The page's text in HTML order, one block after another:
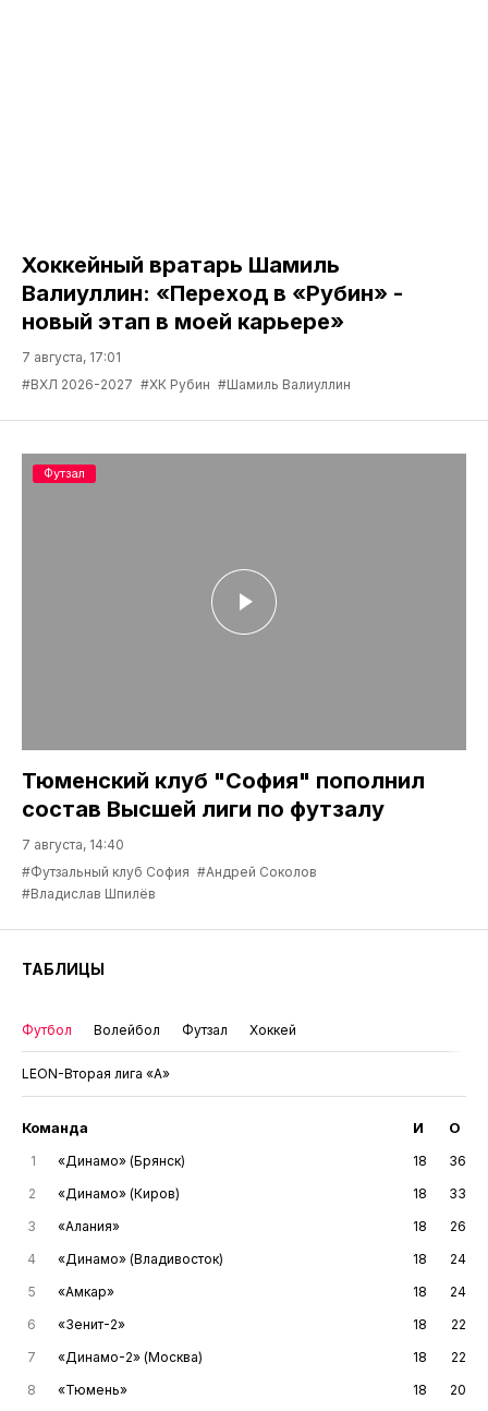
Хоккейный вратарь Шамиль
Валиуллин: «Переход в «Рубин» -
новый этап в моей карьере»
7 августа, 17:01
#ВХЛ 2026-2027 #ХК Рубин #Шамиль Валиуллин
Тюменский клуб "София" пополнил
состав Высшей лиги по футзалу
7 августа, 14:40
#Футзальный клуб София #Андрей Соколов
#Владислав Шпилёв
Футзал
ТАБЛИЦЫ
Футбол Волейбол Футзал Хоккей
LEON-Вторая лига «А»
Команда И О
1 «Динамо» (Брянск) 18
36
2
«Динамо» (Киров) 18
33
3
«Алания» 18
26
4
«Динамо» (Владивосток) 18
24
5
«Амкар» 18
24
6
«Зенит-2» 18
22
7
«Динамо-2» (Москва) 18
22
8
«Тюмень» 18
20